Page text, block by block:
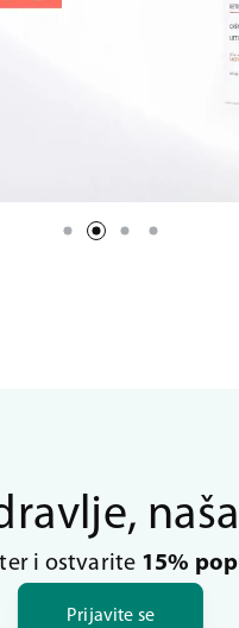
i ostvarite 15%
Prijavite se